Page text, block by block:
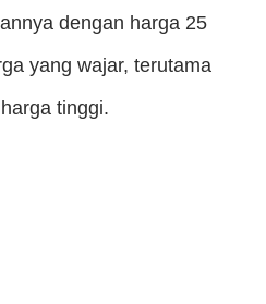
dengan harga 25
yang wajar, terutama
tinggi.